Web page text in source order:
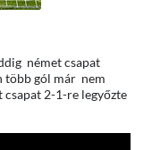
német csapat
több gól már nem
csapat 2-1-re legyőzte